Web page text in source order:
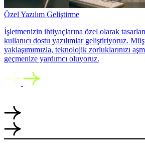
Özel Yazılım Geliştirme
İşletmenizin ihtiyaçlarına özel olarak
kullanıcı dostu yazılımlar geliştiriyoruz.
yaklaşımımızla, teknolojik zorluklarınızı
geçmenize yardımcı oluyoruz.